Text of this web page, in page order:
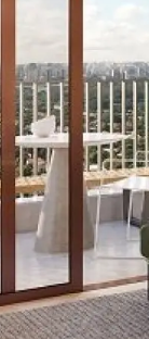
Parcerias
Anunciar